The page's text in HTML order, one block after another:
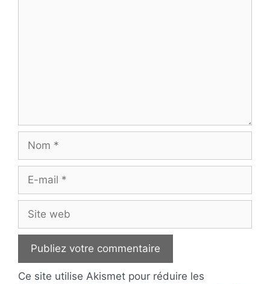
Nom
Site
web
Ce site utilise Akismet pour réduire les